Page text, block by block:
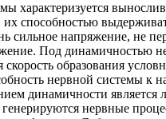
характеризуется
их способностью
сильное напряжение, не
Под динамичностью
образования
нервной системы к
динамичности является
генерируются нервные